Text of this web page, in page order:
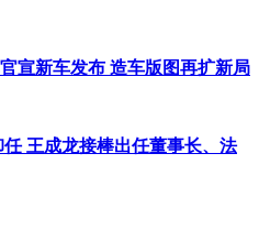
流影视动漫IP外，小众破圈
丝黏性极高，为玩具行业提供
提醒企业要警惕“爆款短命”的
延伸。
点之一。报告认为，未来的营
宣新车发布 造车版图再扩新局
王成龙接棒出任董事长、法